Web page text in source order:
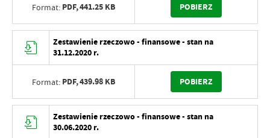
Format: PDF,441.25 KB POBIERZ
Zestawienie rzeczowo - finansowe - stan na
31.12.2020 r.
Format: PDF,439.98 KB POBIERZ
Zestawienie rzeczowo - finansowe - stan na
30.06.2020 r.